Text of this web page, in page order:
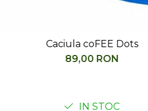
Recipient hidratare
Run Flask 500 ml
IN STOC